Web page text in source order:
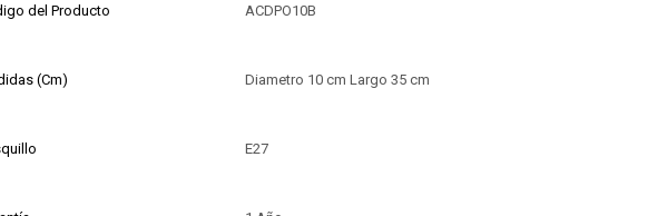
del Producto ACDPO10B
(Cm) Diametro 10 cm Largo 35 cm
E27